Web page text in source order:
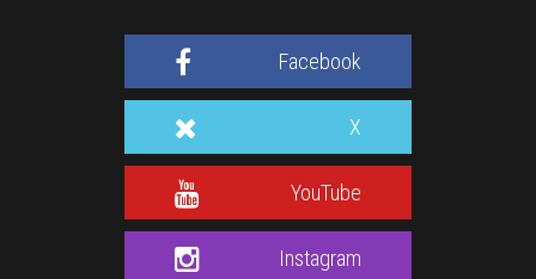
Facebook
X
YouTube
Instagram